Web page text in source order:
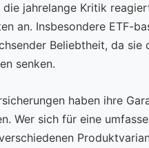
jahrelange Kritik
an. Insbesondere ETF-
Beliebtheit, da sie
senken.
haben ihre
Wer sich für eine